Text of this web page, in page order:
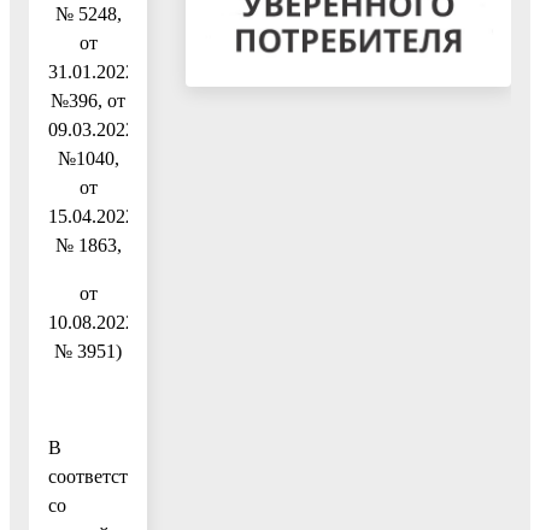
№ 5248,
от
31.01.2022
№396, от
09.03.2022
№1040,
от
15.04.2022
№ 1863,
от
10.08.2022
№ 3951)
В
соответствии
со